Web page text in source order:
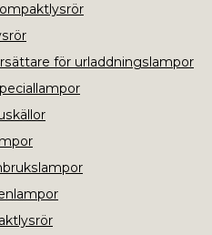
för urladdningslampor